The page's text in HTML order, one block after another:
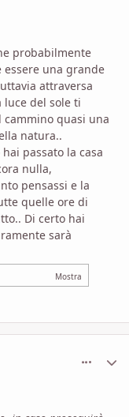
probabilmente
una grande
attraversa
luce del sole ti
quasi una
natura..
passato la casa
nulla,
pensassi e la
quelle ore di
Di certo hai
sarà